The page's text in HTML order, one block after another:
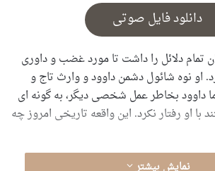
دانلود فایل صوتی
تمام دلائل را داشت تا مورد غضب و داورى
او نوه شائول دشمن داوود و وارث تاج و
داوود بخاطر عمل شخصى دیگر، به گونه اى
با او رفتار نکرد. این واقعه تاریخى امروز چه
نمایش بیشتر